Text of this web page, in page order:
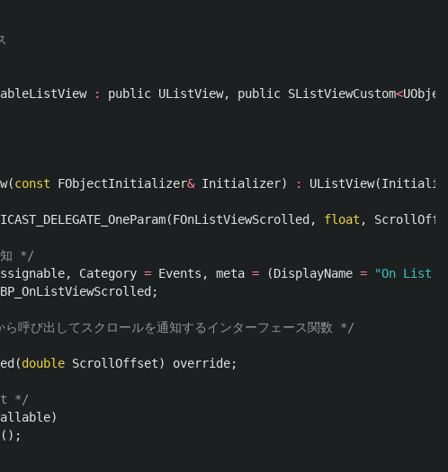
: public UListView, public SListViewCustom<
(const FObjectInitializer& Initializer) : UListView(
(FOnListViewScrolled , float ,
知 */
, Category = Events , meta = (DisplayName =
"On List
BP_OnListViewScrolled ;
呼び出してスクロールを通知するインターフェース関数 */
(double ScrollOffset) override;
*/
)
();